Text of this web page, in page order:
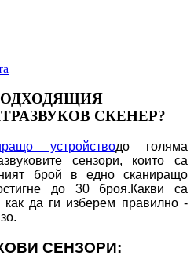
СКЕНЕР?
устройстводо голяма
сензори, които са
брой в едно сканиращо
до 30 броя.Какви са
как да ги изберем правилно -
СЕНЗОРИ: